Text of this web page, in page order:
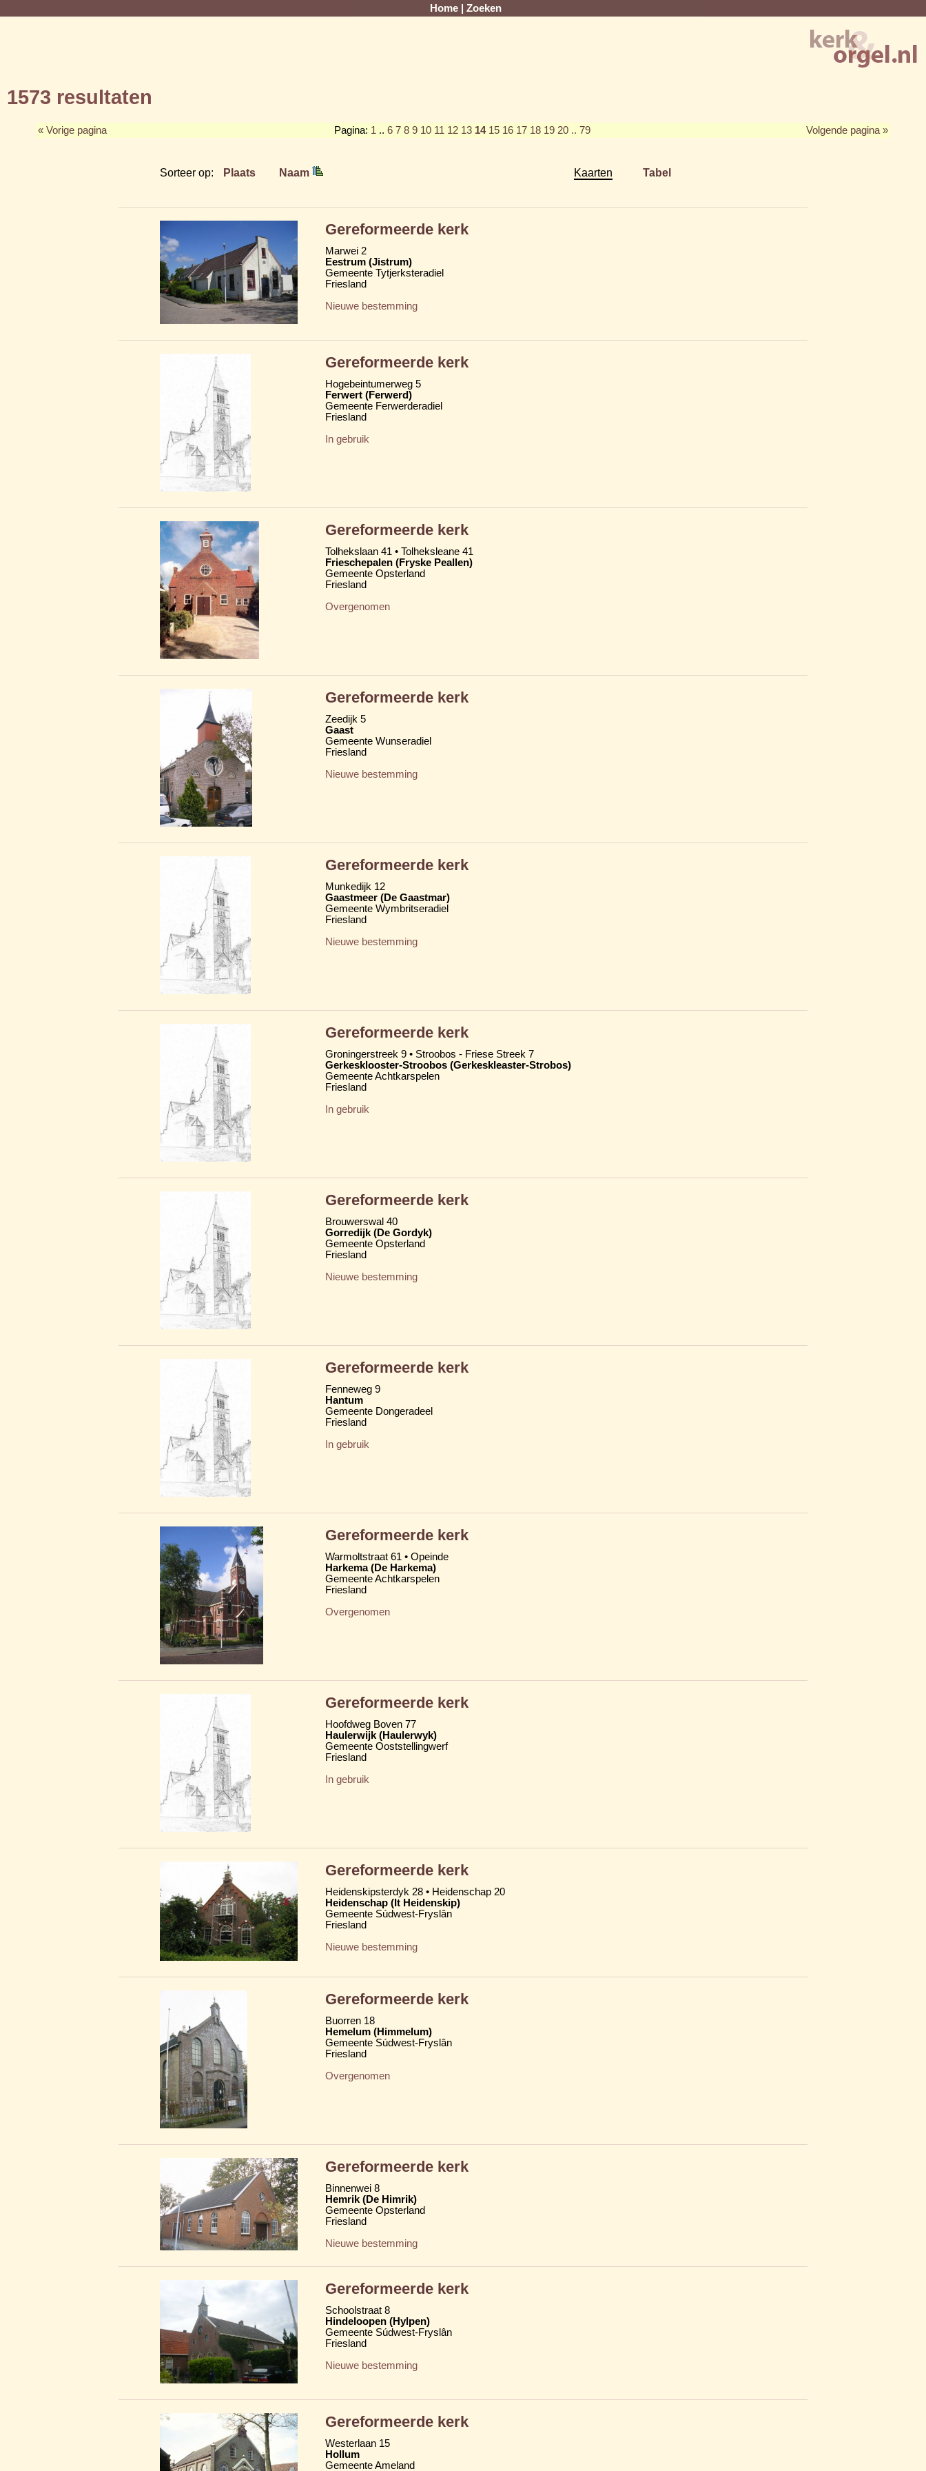
Home Zoeken
1573 resultaten
« Vorige pagina Pagina: 1 .. 6 7 8 9 10 11 12 13 14 15 16 17 18 19 20 .. 79 Volgende pagina »
Sorteer op: Plaats Naam Kaarten Tabel
Gereformeerde kerk
Marwei 2
Eestrum (Jistrum)
Gemeente Tytjerksteradiel
Friesland
Nieuwe bestemming
Gereformeerde kerk
Hogebeintumerweg 5
Ferwert (Ferwerd)
Gemeente Ferwerderadiel
Friesland
In gebruik
Gereformeerde kerk
Tolhekslaan 41 • Tolheksleane 41
Frieschepalen (Fryske Peallen)
Gemeente Opsterland
Friesland
Overgenomen
Gereformeerde kerk
Zeedijk 5
Gaast
Gemeente Wunseradiel
Friesland
Nieuwe bestemming
Gereformeerde kerk
Munkedijk 12
Gaastmeer (De Gaastmar)
Gemeente Wymbritseradiel
Friesland
Nieuwe bestemming
Gereformeerde kerk
Groningerstreek 9 • Stroobos - Friese Streek 7
Gerkesklooster-Stroobos (Gerkeskleaster-Strobos)
Gemeente Achtkarspelen
Friesland
In gebruik
Gereformeerde kerk
Brouwerswal 40
Gorredijk (De Gordyk)
Gemeente Opsterland
Friesland
Nieuwe bestemming
Gereformeerde kerk
Fenneweg 9
Hantum
Gemeente Dongeradeel
Friesland
In gebruik
Gereformeerde kerk
Warmoltstraat 61 • Opeinde
Harkema (De Harkema)
Gemeente Achtkarspelen
Friesland
Overgenomen
Gereformeerde kerk
Hoofdweg Boven 77
Haulerwijk (Haulerwyk)
Gemeente Ooststellingwerf
Friesland
In gebruik
Gereformeerde kerk
Heidenskipsterdyk 28 • Heidenschap 20
Heidenschap (It Heidenskip)
Gemeente Súdwest-Fryslân
Friesland
Nieuwe bestemming
Gereformeerde kerk
Buorren 18
Hemelum (Himmelum)
Gemeente Súdwest-Fryslân
Friesland
Overgenomen
Gereformeerde kerk
Binnenwei 8
Hemrik (De Himrik)
Gemeente Opsterland
Friesland
Nieuwe bestemming
Gereformeerde kerk
Schoolstraat 8
Hindeloopen (Hylpen)
Gemeente Súdwest-Fryslân
Friesland
Nieuwe bestemming
Gereformeerde kerk
Westerlaan 15
Hollum
Gemeente Ameland